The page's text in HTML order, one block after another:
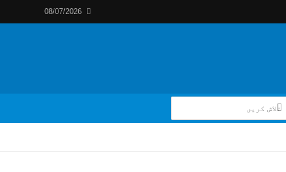
08/07/2026